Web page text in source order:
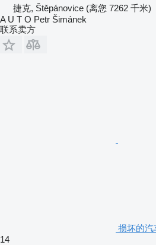
捷克, Štěpánovice (离您 7262 千米)
A U T O Petr Šimánek
联系卖方
损坏的汽
14